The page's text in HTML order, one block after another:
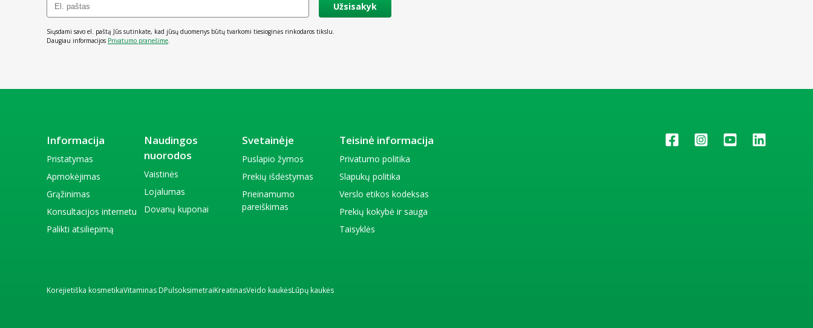
Užsisakyk
Siųsdami savo el. paštą Jūs sutinkate, kad jūsų duomenys būtų tvarkomi tiesioginės rinkodaros tikslu.
Daugiau informacijos Privatumo pranešime
Informacija
Pristatymas
Apmokėjimas
Grąžinimas
Konsultacijos internetu
Palikti atsiliepimą
Naudingos
nuorodos
Vaistinės
Lojalumas
Dovanų kuponai
Svetainėje
Puslapio žymos
Prekių išdėstymas
Prieinamumo
pareiškimas
Teisinė informacija
Privatumo politika
Slapukų politika
Verslo etikos kodeksas
Prekių kokybė ir sauga
Taisyklės
Korėjietiška kosmetikaVitaminas DPulsoksimetraiKreatinasVeido kaukėsLūpų kaukės